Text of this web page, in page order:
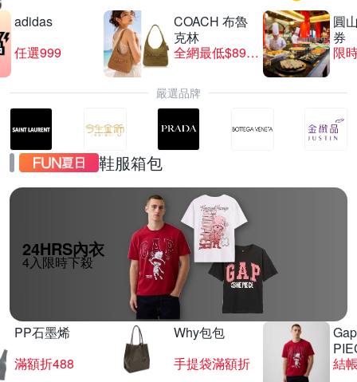
adidas
任選999
COACH 布魯
克林
全網最低$8999
圓
券
限
嚴選品牌
鞋服箱包
24HRS內衣
4入限時下殺
PP石墨烯
滿額折488
Why包包
手提袋滿額折
結